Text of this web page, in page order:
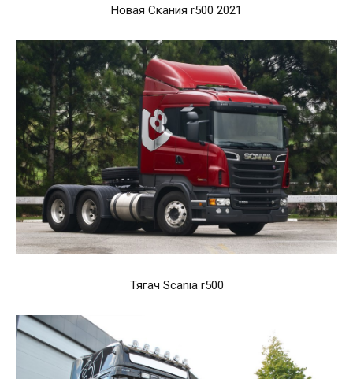
Новая Скания r500 2021
Тягач Scania r500